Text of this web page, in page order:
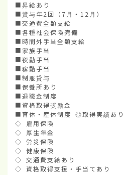
■昇給あり
■賞与年2回（7月・12月）
■交通費全額支給
■各種社会保険完備
■時間外手当全額支給
■家族手当
■夜勤手当
■稼動手当
■制服貸与
■保養所あり
■退職金制度
■資格取得奨励金
■育休・産休制度 ◎取得実績あり
◇ 雇用保険
◇ 厚生年金
◇ 労災保険
◇ 健康保険
◇ 交通費支給あり
◇ 資格取得支援・手当てあり